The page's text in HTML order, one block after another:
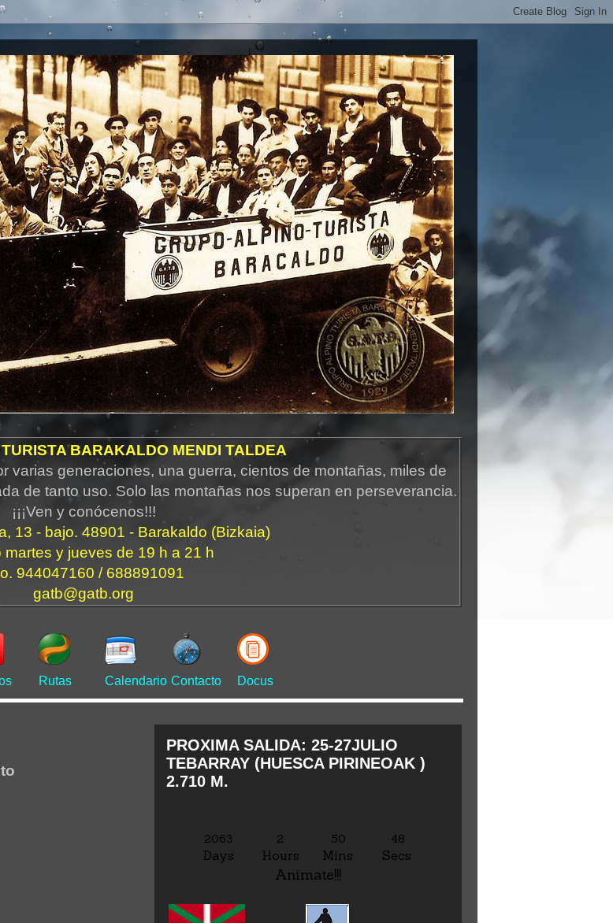
BARAKALDO MENDI TALDEA
varias generaciones, una guerra, cientos de montañas, miles de
de tanto uso. Solo las montañas nos superan en perseverancia.
¡¡¡Ven y conócenos!!!
13 - bajo. 48901 - Barakaldo (Bizkaia)
martes y jueves de 19 h a 21 h
944047160 / 688891091
gatb@gatb.org
Rutas Calendario Contacto Docus
PROXIMA SALIDA: 25-27JULIO
TEBARRAY (HUESCA PIRINEOAK )
2.710 M.
2063 2 50 49
Secs
Mins
Hours
Days
Animate!!!